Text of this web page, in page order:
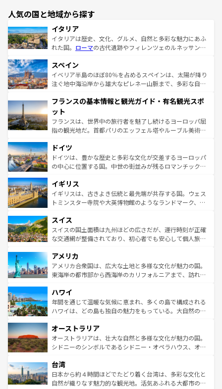
人気の国と地域から探す
イタリア
イタリアは歴史、文化、グルメ、自然と多彩な魅力にあふ
れた国。 ローマの古代遺跡やフィレンツェのルネッサンス
ろん、トスカーナの美しい田園風景やアマルフィ海岸の絶
景など、自然景観も見逃せない。観光の合間には、本場の
ピザやパスタなど、絶品のイタリア料理を堪能することも
ませてくれるイタリアで、忘れられない旅をしてみよう！
なお、新着のイタリア情報は
しい。
スペイン
イベリア半島のほぼ80％を占めるスペインは、太陽が降り
注ぐ地中海沿岸から雄大なピレネー山脈まで、多彩な自然
文化が根付くこの国では、情熱的なフラメンコ、熱気あふ
れる闘牛、そして美味しいタパスが生活の一部となってい
る。首都マドリードの洗練された雰囲気や、バルセロナの
アートに溢れた街角から、地方では古代ローマ遺跡や中世
せる。地方によって風土や気候が異なるスペインはその個
性で訪れる人を魅了する。 なお、新着のスペイン情報は コ
ンテンツ一覧を参照してほしい。
フランスの基本情報と観光ガイド・有名観光スポ
ット
フランスは、世界中の旅行者を魅了し続けるヨーロッパ屈
指の観光地だ。首都パリのエッフェル塔やルーブル美術館
で、幅広い魅力が詰まっている。華麗な宮殿、歴史的な大
聖堂、美しいビーチ、そして豊かな自然が、訪れる者を心
から魅了する。また、フランスは美食の国としても知ら
いる。シャンパンの発祥地であるランス、プロヴァンスの
香り高いラベンダー畑など、多彩な楽しみ方が可能だ。さ
らに、パリ以外の地域にも魅力が溢れており、どの街角に
れる地方に足を運ぶとそれぞれで全く異なる文化を体験で
きるだろう。 なお、新着のフランス情報はコンテンツ一覧
を参照してほしい。
ドイツ
ドイツは、豊かな歴史と多彩な文化が交差するヨーロッパ
の中心に位置する国。中世の街並みが残るロマンチック街
顔を持つこの国は、どこを歩いても飽きることがない。ベ
ルリンの文化的活気、バイエルン州のアルプスの絶景、そ
してライン川沿いのワイン畑といった風景は必見。ビール
は、お酒好きな人にはぜひ体験してほしい。 なお、新着の
ドイツ情報はコンテンツ一覧を参照してほしい。
イギリス
イギリスは、古きよき伝統と最先端が共存する国。ウェス
トミンスター寺院や大英博物館のようなランドマーク、歴
リアごとに異なる魅力がある。また、優雅なアフタヌーン
ティー、ビール好きにはたまらない英国パブ、サッカー観
戦など、本場だからこそできる体験も豊富。イギリスを旅
ンツ一覧を参照してほしい。
スイス
スイスの国土面積は九州ほどの広さだが、運行時刻が正確
な交通網が整備されており、初心者でも安心して個人旅行
の建物がそのまま残る町や、スイスならではのユニークな
博物館もあり、アルプス観光だけでなく町歩きも満喫する
ことができる。国民の所得が高いため物価も高いが、旅行
ば市内交通費無料で観光を楽しむこともできる。 なお、新
着のスイス情報はコンテンツ一覧 を参照してほしい。
アメリカ
アメリカ合衆国は、広大な土地と多様な文化が魅力の国。
東海岸の都市部から西海岸のカリフォルニアまで、訪れる
のような巨大都市は、観光、ショッピング、エンターテイ
ンメントが詰まった刺激的なスポットだ。一方、アメリカ
西部には大自然が広がり、グランドキャニオンやイエロー
部のニューオーリンズでは、音楽と美食が融合した独特の
文化が魅力。旅行者はアメリカの各地域で異なる魅力を楽
しみながら、その多様性と豊かな歴史を感じることができ
ならではの贅沢な旅のスタイルだ。 なお、新着のアメリカ
情報はコンテンツ一覧を参照してほしい。
ハワイ
年間を通じて温暖な気候に恵まれ、多くの島で構成される
ハワイは、どの島も独自の魅力をもっている。大自然の神
ワイ島は見逃せない。また、定番の観光地といえばオアフ
島だが、静かな自然を求めるならマウイ島やカウアイ島が
おすすめ。エメラルドグリーンに輝く海をはじめ、豊かな
れるおもてなしの心で訪れる人々を迎えてくれるハワイの
人々、おいしいローカルフードやハワイアンミュージッ
ク、伝統的なフラダンスなど、すべてがハワイの魅力を彩
オーストラリア
オーストラリアは、壮大な自然と多様な文化が魅力の国。
シドニーのシンボルであるシドニー・オペラハウス、オー
リアリーフや大陸中央部にそびえるウルル（エアーズロッ
ク）、タスマニアの美しい原生林やケアンズの熱帯雨林な
ど、見どころがたくさん。また、カフェやワイン、オージ
台湾
日本から約４時間ほどでたどり着く台湾は、多彩な文化と
自然が織りなす魅力的な観光地。活気あふれる大都市の台